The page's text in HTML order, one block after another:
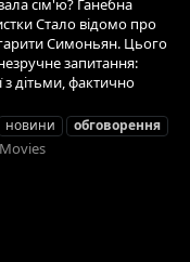
сім'ю? Ганебна
Стало відомо про
Симоньян. Цього
запитання:
з дітьми, фактично
новини
обговорення
Movies